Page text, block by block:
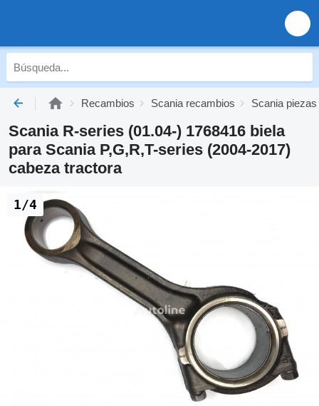
Recambios Scania recambios Scania
Scania R-series (01.04-) 1768416 biela
para Scania P,G,R,T-series (2004-2017)
cabeza tractora
1/4